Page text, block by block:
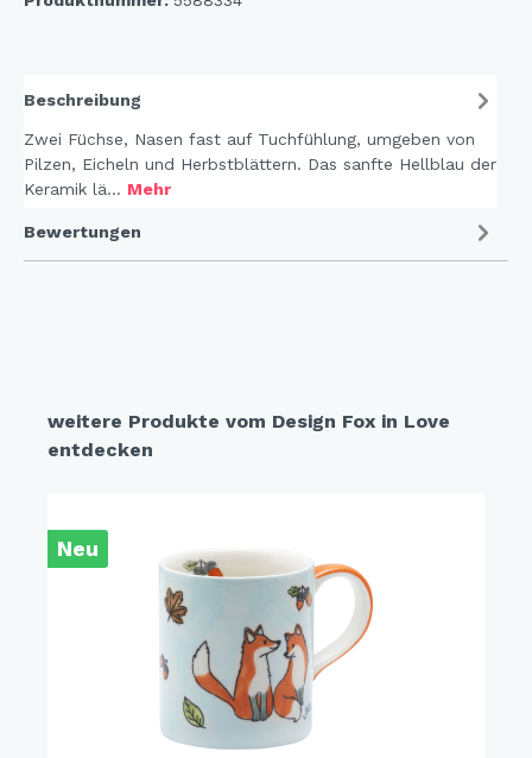
Beschreibung
Zwei Füchse, Nasen fast auf Tuchfühlung, umgeben von
Pilzen, Eicheln und Herbstblättern. Das sanfte Hellblau der
Keramik lä… Mehr
Bewertungen
weitere Produkte vom Design Fox in Love
entdecken
Neu